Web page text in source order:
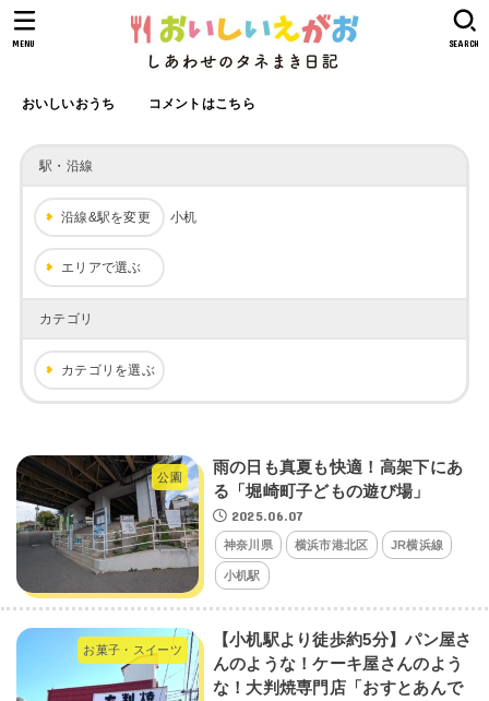
おいしいおうち コメントはこちら
SEARCH
MENU
駅・沿線
沿線&駅を変更 小机
エリアで選ぶ
カテゴリ
カテゴリを選ぶ
公園
雨の日も真夏も快適！高架下にあ
る「堀崎町子どもの遊び場」
2025.06.07
神奈川県 横浜市港北区 JR横浜線
小机駅
お菓子・スイーツ
【小机駅より徒歩約5分】パン屋さ
んのような！ケーキ屋さんのよう
な！大判焼専門店「おすとあんで